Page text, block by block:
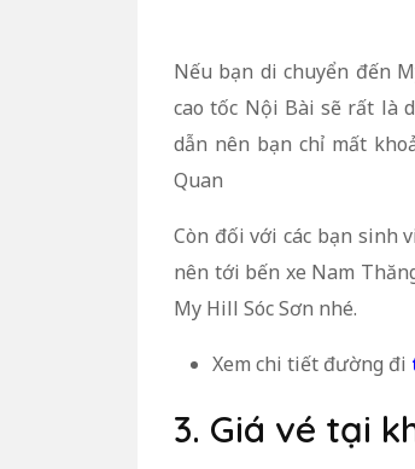
Nếu bạn di chuyển đến
cao tốc Nội Bài sẽ rất là
dẫn nên bạn chỉ mất
Quan
Còn đối với các bạn sinh
nên tới bến xe Nam
My Hill Sóc Sơn nhé.
Xem chi tiết đường đi
3. Giá vé tại